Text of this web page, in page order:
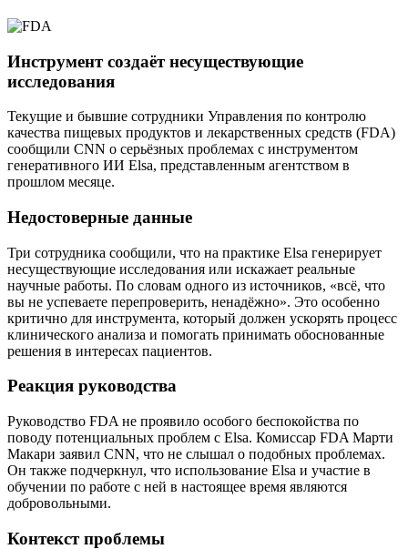
Инструмент создаёт несуществующие
исследования
Текущие и бывшие сотрудники Управления по контролю
качества пищевых продуктов и лекарственных средств (FDA)
сообщили CNN о серьёзных проблемах с инструментом
генеративного ИИ Elsa, представленным агентством в
прошлом месяце.
Недостоверные данные
Три сотрудника сообщили, что на практике Elsa генерирует
несуществующие исследования или искажает реальные
научные работы. По словам одного из источников, «всё, что
вы не успеваете перепроверить, ненадёжно». Это особенно
критично для инструмента, который должен ускорять процесс
клинического анализа и помогать принимать обоснованные
решения в интересах пациентов.
Реакция руководства
Руководство FDA не проявило особого беспокойства по
поводу потенциальных проблем с Elsa. Комиссар FDA Марти
Макари заявил CNN, что не слышал о подобных проблемах.
Он также подчеркнул, что использование Elsa и участие в
обучении по работе с ней в настоящее время являются
добровольными.
Контекст проблемы